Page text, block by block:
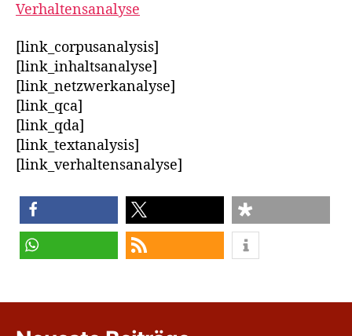
Verhaltensanalyse
[link_corpusanalysis]
[link_inhaltsanalyse]
[link_netzwerkanalyse]
[link_qca]
[link_qda]
[link_textanalysis]
[link_verhaltensanalyse]
teilen teilen teilen